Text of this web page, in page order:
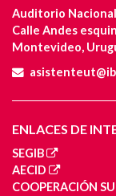
Auditorio Nacional
Calle Andes
Montevideo,
ENLACES DE
SEGIB
AECID
COOPERACIÓN